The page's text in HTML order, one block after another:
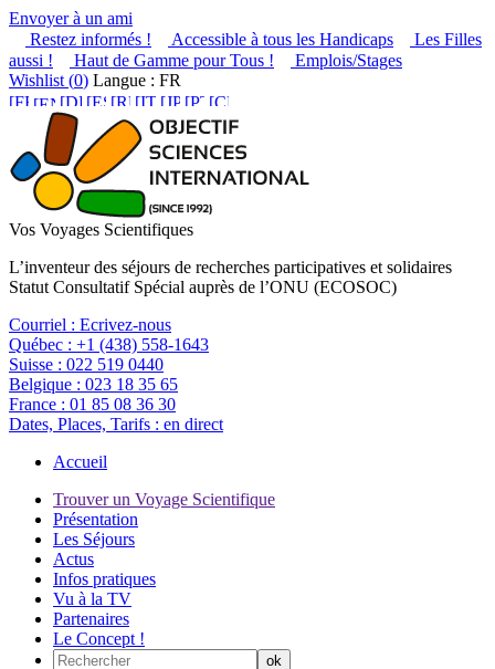
Envoyer à un ami
Restez informés !
Accessible à tous les Handicaps
Les Filles
aussi !
Haut de Gamme pour Tous !
Emplois/Stages
Wishlist (0) Langue : FR
Vos Voyages Scientifiques
L’inventeur des séjours de recherches participatives et solidaires
Statut Consultatif Spécial auprès de l’ONU (ECOSOC)
Courriel : Ecrivez-nous
Québec : +1 (438) 558-1643
Suisse : 022 519 0440
Belgique : 023 18 35 65
France : 01 85 08 36 30
Dates, Places, Tarifs : en direct
Accueil
Trouver un Voyage Scientifique
Présentation
Les Séjours
Actus
Infos pratiques
Vu à la TV
Partenaires
Le Concept !